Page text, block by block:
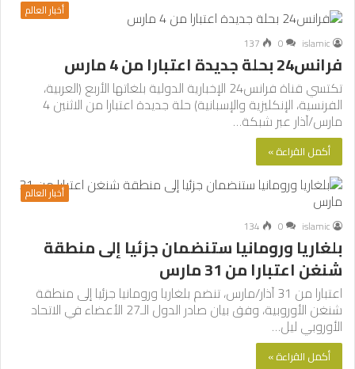
أخبار العالم
islamic
0
137
فرانس24 بحلة جديدة اعتبارا من 4 مارس
تكتسي قناة فرانس24 الإخبارية الدولية بلغاتها الأربع (العربية،
الفرنسية، الإنكليزية والإسبانية) حلة جديدة اعتبارا من الاثنين 4
مارس/آذار عبر شبكة…
أكمل القراءة »
أخبار العالم
islamic
0
134
بلغاريا ورومانيا ستنضمان جزئيا إلى منطقة
شنغن اعتبارا من 31 مارس
اعتبارا من 31 آذار/مارس، تنضم بلغاريا ورومانيا جزئيا إلى منطقة
شنغن الأوروبية، وفق بيان صادر الدول الـ27 الأعضاء في الاتحاد
الأوروبي ليل…
أكمل القراءة »